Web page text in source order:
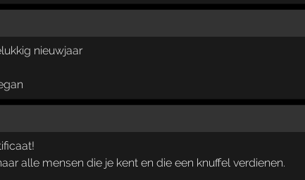
nieuwjaar
alle mensen die je kent en die een knuffel verdienen.